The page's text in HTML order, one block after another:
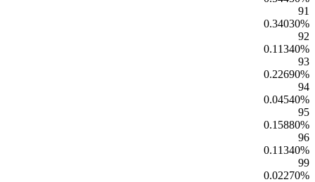
91
0.34030%
92
0.11340%
93
0.22690%
94
0.04540%
95
0.15880%
96
0.11340%
99
0.02270%